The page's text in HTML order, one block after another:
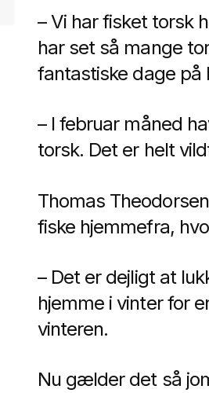
– Vi har fisket torsk
har set så mange
fantastiske dage på
– I februar måned
torsk. Det er helt
Thomas
fiske hjemmefra,
– Det er dejligt at
hjemme i vinter for
vinteren.
Nu gælder det så